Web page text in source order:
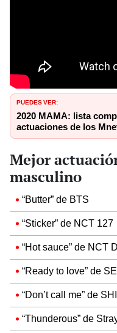
PUEDES VER:
2020 MAMA: lista
actuaciones de los
Mejor
masculino
“Butter” de BTS
“Sticker” de NCT 127
“Hot sauce” de NCT
“Ready to love” de
“Don’t call me” de
“Thunderous” de